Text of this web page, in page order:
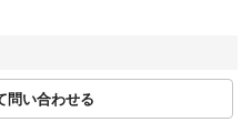
問い合わせる